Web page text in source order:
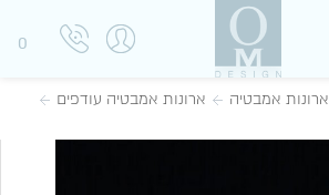
0
ארונות אמבטיה
ארונות אמבטיה עודפים